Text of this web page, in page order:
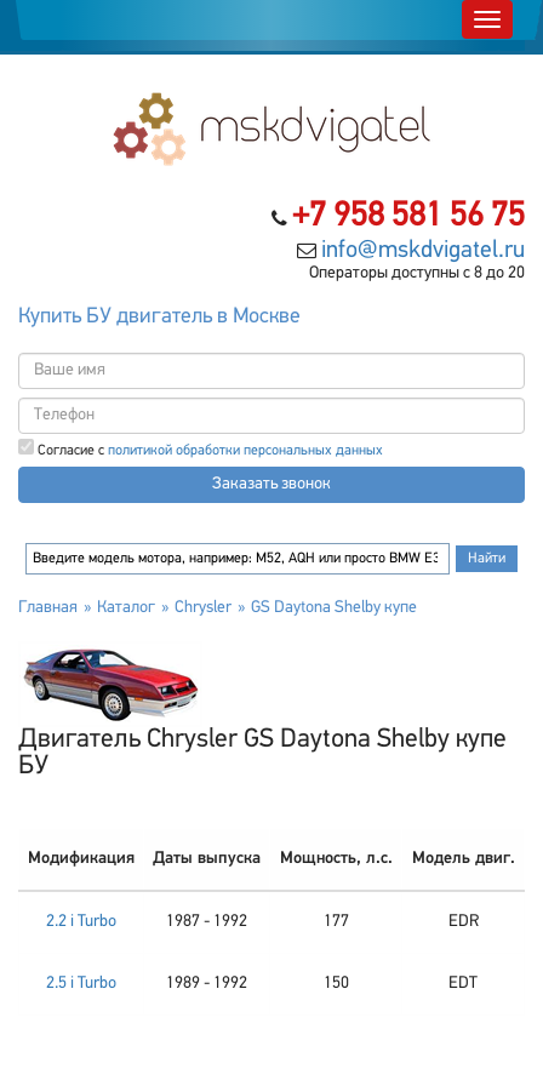
+7 958 581 56 75
info@mskdvigatel.ru
Операторы доступны с 8 до 20
Купить БУ двигатель в Москве
Согласие с политикой обработки персональных данных
Заказать звонок
Главная Каталог Chrysler GS Daytona Shelby купе
Двигатель Chrysler GS Daytona Shelby купе
БУ
Модификация Даты выпуска Мощность, л.с. Модель двиг.
2.2 i Turbo 1987 - 1992 177 EDR
2.5 i Turbo 1989 - 1992 150 EDT